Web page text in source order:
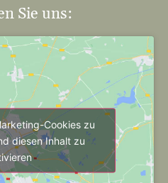
Sie uns:
Cookies zu
diesen Inhalt zu